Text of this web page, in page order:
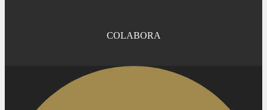
COLABORA